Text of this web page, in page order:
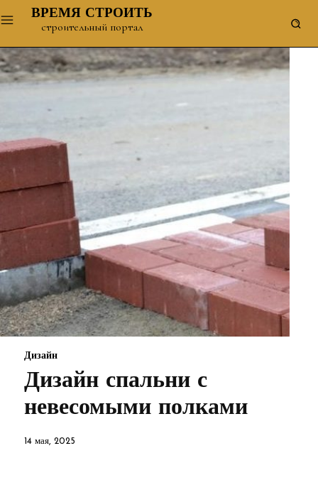
ВРЕМЯ СТРОИТЬ
строительный портал
Дизайн
Дизайн спальни с
невесомыми полками
14 мая, 2025